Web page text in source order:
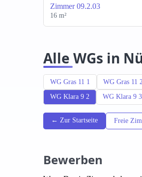
Zimmer 09.2.03
16 m²
Alle WGs in
WG Gras 11 1 WG Gras 11 2
WG Klara 9 2 WG Klara 9 3
← Zur Startseite Freie
Bewerben